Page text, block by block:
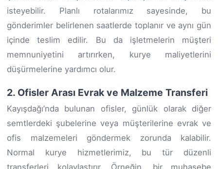
isteyebilir. Planlı rotalarımız sayesinde, bu
gönderimler belirlenen saatlerde toplanır ve aynı gün
içinde teslim edilir. Bu da işletmelerin müşteri
memnuniyetini artırırken, kurye maliyetlerini
düşürmelerine yardımcı olur.
2. Ofisler Arası Evrak ve Malzeme Transferi
Kayışdağı’nda bulunan ofisler, günlük olarak diğer
semtlerdeki şubelerine veya müşterilerine evrak ve
ofis malzemeleri göndermek zorunda kalabilir.
Normal kurye hizmetlerimiz, bu tür düzenli
transferleri kolaylaştırır. Örneğin, bir muhasebe